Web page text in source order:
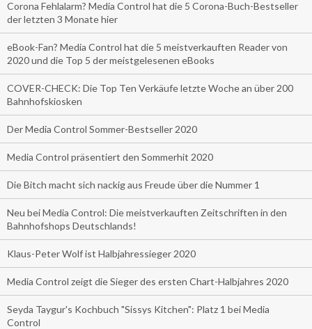
Corona Fehlalarm? Media Control hat die 5 Corona-Buch-Bestseller
der letzten 3 Monate hier
eBook-Fan? Media Control hat die 5 meistverkauften Reader von
2020 und die Top 5 der meistgelesenen eBooks
COVER-CHECK: Die Top Ten Verkäufe letzte Woche an über 200
Bahnhofskiosken
Der Media Control Sommer-Bestseller 2020
Media Control präsentiert den Sommerhit 2020
Die Bitch macht sich nackig aus Freude über die Nummer 1
Neu bei Media Control: Die meistverkauften Zeitschriften in den
Bahnhofshops Deutschlands!
Klaus-Peter Wolf ist Halbjahressieger 2020
Media Control zeigt die Sieger des ersten Chart-Halbjahres 2020
Seyda Taygur's Kochbuch "Sissys Kitchen": Platz 1 bei Media
Control